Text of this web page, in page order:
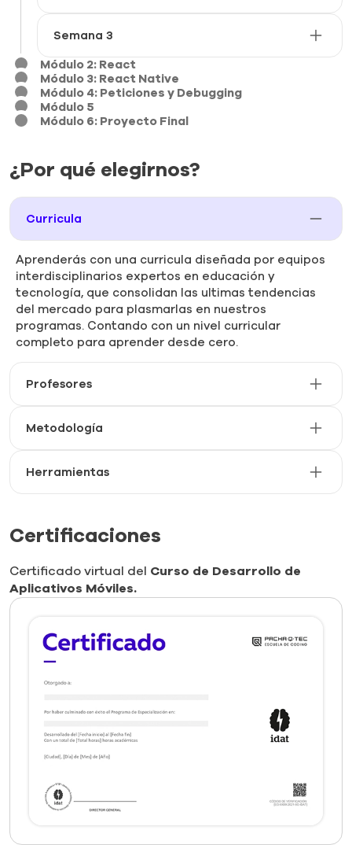
Semana 3
Módulo 2: React
Módulo 3: React Native
Módulo 4: Peticiones y Debugging
Módulo 5
Módulo 6: Proyecto Final
¿Por qué elegirnos?
Curricula
Aprenderás con una curricula diseñada por equipos
interdisciplinarios expertos en educación y
tecnología, que consolidan las ultimas tendencias
del mercado para plasmarlas en nuestros
programas. Contando con un nivel curricular
completo para aprender desde cero.
Profesores
Metodología
Herramientas
Certificaciones
Certificado virtual del Curso de Desarrollo de
Aplicativos Móviles.